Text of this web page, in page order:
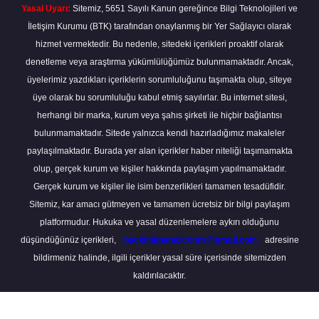
Yasal Uyarı: Sitemiz, 5651 Sayılı Kanun gereğince Bilgi Teknolojileri ve
İletişim Kurumu (BTK) tarafından onaylanmış bir Yer Sağlayıcı olarak
hizmet vermektedir. Bu nedenle, sitedeki içerikleri proaktif olarak
denetleme veya araştırma yükümlülüğümüz bulunmamaktadır. Ancak,
üyelerimiz yazdıkları içeriklerin sorumluluğunu taşımakta olup, siteye
üye olarak bu sorumluluğu kabul etmiş sayılırlar. Bu internet sitesi,
herhangi bir marka, kurum veya şahıs şirketi ile hiçbir bağlantısı
bulunmamaktadır. Sitede yalnızca kendi hazırladığımız makaleler
paylaşılmaktadır. Burada yer alan içerikler haber niteliği taşımamakta
olup, gerçek kurum ve kişiler hakkında paylaşım yapılmamaktadır.
Gerçek kurum ve kişiler ile isim benzerlikleri tamamen tesadüfidir.
Sitemiz, kar amacı gütmeyen ve tamamen ücretsiz bir bilgi paylaşım
platformudur. Hukuka ve yasal düzenlemelere aykırı olduğunu
düşündüğünüz içerikleri,
backlinkpanelicomtr@gmail.com
adresine
bildirmeniz halinde, ilgili içerikler yasal süre içerisinde sitemizden
kaldırılacaktır.